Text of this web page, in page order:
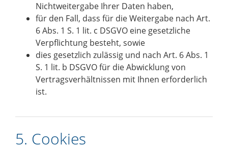
Nichtweitergabe Ihrer Daten haben,
für den Fall, dass für die Weitergabe nach Art.
6 Abs. 1 S. 1 lit. c DSGVO eine gesetzliche
Verpflichtung besteht, sowie
dies gesetzlich zulässig und nach Art. 6 Abs. 1
S. 1 lit. b DSGVO für die Abwicklung von
Vertragsverhältnissen mit Ihnen erforderlich
ist.
5. Cookies